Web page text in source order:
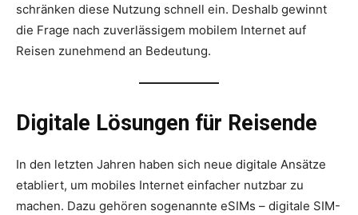
schränken diese Nutzung schnell ein. Deshalb gewinnt
die Frage nach zuverlässigem mobilem Internet auf
Reisen zunehmend an Bedeutung.
Digitale Lösungen für Reisende
In den letzten Jahren haben sich neue digitale Ansätze
etabliert, um mobiles Internet einfacher nutzbar zu
machen. Dazu gehören sogenannte eSIMs – digitale SIM-